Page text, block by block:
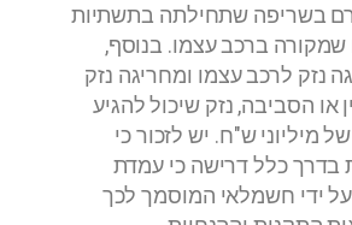
בשריפה שתחילתה בתשתיות
שמקורה ברכב עצמו. בנוסף,
נזק לרכב עצמו ומחריגה נזק
או הסביבה, נזק שיכול להגיע
מיליוני ש"ח. יש לזכור כי
בדרך כלל דרישה כי עמדת
ידי חשמלאי המוסמך לכך